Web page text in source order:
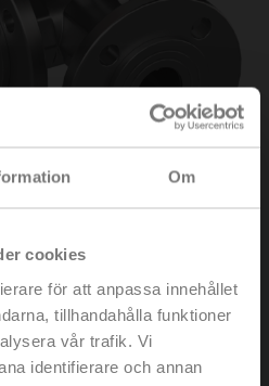
Om
cookies
för att anpassa innehållet
tillhandahålla funktioner
vår trafik. Vi
identifierare och annan